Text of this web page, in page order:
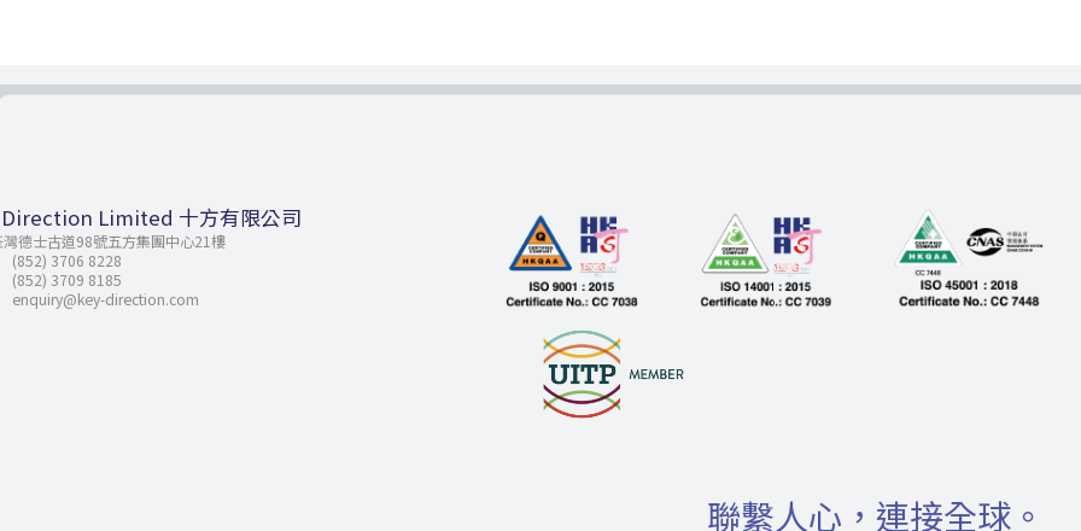
Limited 十方有限公司
灣德士古道98號五方集團中心21樓
(852) 3706 8228
(852) 3709 8185
enquiry@key-direction.com
聯繫人心，連接全球。